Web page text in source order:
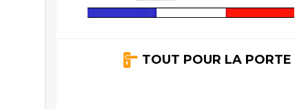
TOUT POUR LA PORTE